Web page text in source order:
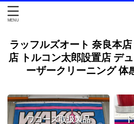
ラッフルズオート 奈良本
店 トルコン太郎設置店 デ
ーザークリーニング 体
ワコーズ取扱製品